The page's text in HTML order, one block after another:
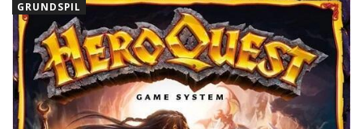
GRUNDSPIL